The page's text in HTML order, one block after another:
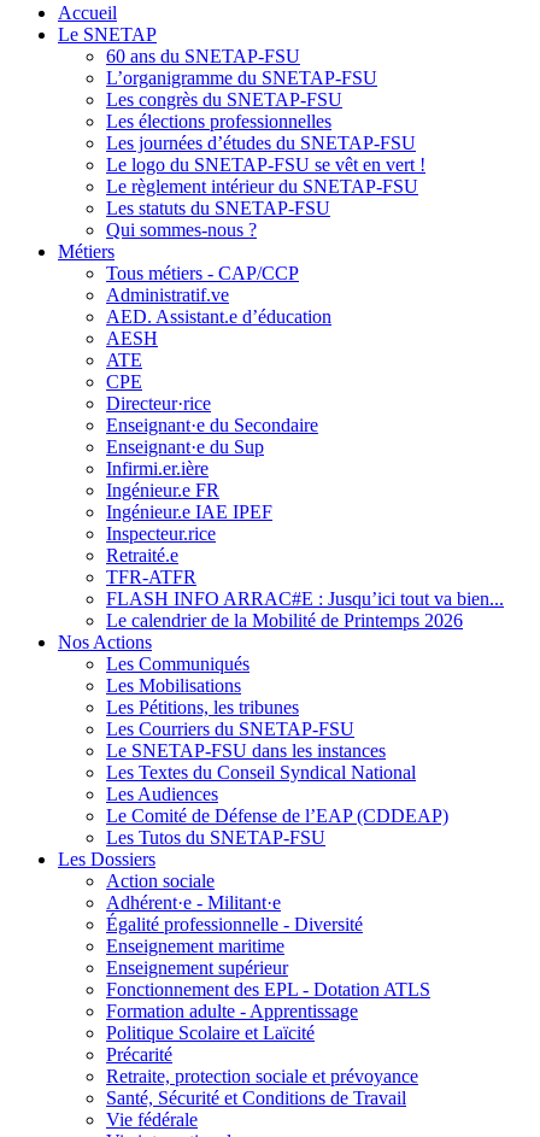
Accueil
Le SNETAP
60 ans du SNETAP-FSU
L’organigramme du SNETAP-FSU
Les congrès du SNETAP-FSU
Les élections professionnelles
Les journées d’études du SNETAP-FSU
Le logo du SNETAP-FSU se vêt en vert !
Le règlement intérieur du SNETAP-FSU
Les statuts du SNETAP-FSU
Qui sommes-nous ?
Métiers
Tous métiers - CAP/CCP
Administratif.ve
AED. Assistant.e d’éducation
AESH
ATE
CPE
Directeur·rice
Enseignant·e du Secondaire
Enseignant·e du Sup
Infirmi.er.ière
Ingénieur.e FR
Ingénieur.e IAE IPEF
Inspecteur.rice
Retraité.e
TFR-ATFR
FLASH INFO ARRAC#E : Jusqu’ici tout va bien...
Le calendrier de la Mobilité de Printemps 2026
Nos Actions
Les Communiqués
Les Mobilisations
Les Pétitions, les tribunes
Les Courriers du SNETAP-FSU
Le SNETAP-FSU dans les instances
Les Textes du Conseil Syndical National
Les Audiences
Le Comité de Défense de l’EAP (CDDEAP)
Les Tutos du SNETAP-FSU
Les Dossiers
Action sociale
Adhérent·e - Militant·e
Égalité professionnelle - Diversité
Enseignement maritime
Enseignement supérieur
Fonctionnement des EPL - Dotation ATLS
Formation adulte - Apprentissage
Politique Scolaire et Laïcité
Précarité
Retraite, protection sociale et prévoyance
Santé, Sécurité et Conditions de Travail
Vie fédérale